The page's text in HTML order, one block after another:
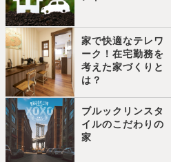
家で快適なテレワ
ーク！在宅勤務を
考えた家づくりと
は？
ブルックリンスタ
イルのこだわりの
家